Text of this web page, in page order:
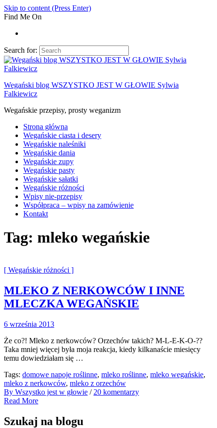
Skip to content (Press Enter)
Find Me On
Search for:
Wegański blog WSZYSTKO JEST W GŁOWIE Sylwia
Falkiewicz
Wegańskie przepisy, prosty weganizm
Strona główna
Wegańskie ciasta i desery
Wegańskie naleśniki
Wegańskie dania
Wegańskie zupy
Wegańskie pasty
Wegańskie sałatki
Wegańskie różności
Wpisy nie-przepisy
Współpraca – wpisy na zamówienie
Kontakt
Tag: mleko wegańskie
[ Wegańskie różności ]
MLEKO Z NERKOWCÓW I INNE
MLECZKA WEGAŃSKIE
6 września 2013
Że co?! Mleko z nerkowców? Orzechów takich? M-L-E-K-O-??
Taka mniej więcej była moja reakcja, kiedy kilkanaście miesięcy
temu dowiedziałam się …
Tags: domowe napoje roślinne, mleko roślinne, mleko wegańskie,
mleko z nerkowców, mleko z orzechów
By Wszystko jest w głowie / 20 komentarzy
Read More
Szukaj na blogu